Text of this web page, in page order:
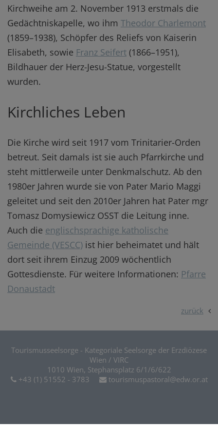
Kirchweihe am 2. November 1913 erstmals die
Gedächtniskapelle, wo ihm Theodor Charlemont
(1859–1938), Schöpfer des Reliefs von Kaiserin
Elisabeth, sowie Franz Seifert (1866–1951),
Bildhauer der Herz-Jesu-Statue, vorgestellt
wurden.
Kirchliches Leben
Die Kirche wird seit 1917 vom Trinitarier-Orden
betreut. Seit damals ist sie auch Pfarrkirche und
steht mittlerweile unter Denkmalschutz. Ab den
1980er Jahren wurde sie von Pater Mario Maggi
geleitet und seit den 2010er Jahren hat Pater mgr
Tomasz Domysiewicz OSST die Leitung inne.
Auch die englischsprachige katholische
Gemeinde (VESCC) ist hier beheimatet und hält
dort seit ihrem Einzug 2009 wöchentlich
Gottesdienste. Für weitere Informationen: Pfarre
Donaustadt
zurück
Tourismusseelsorge - Kategoriale Seelsorge der Erzdiözese
Wien / VIRC
1010 Wien, Stephansplatz 6/1/6/622
+43 (1) 51552 - 3783
tourismuspastoral@edw.or.at